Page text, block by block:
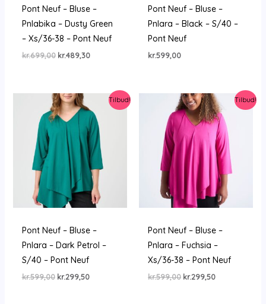
Pont Neuf – Bluse –
Pnlabika – Dusty Green
– Xs/36-38 – Pont Neuf
kr.699,00 Den
kr.699,00.
kr.489,30Den
kr.489,30.
Pont Neuf – Bluse –
Pnlara – Black – S/40 –
Pont Neuf
kr.599,00
Tilbud!
Pont Neuf – Bluse –
Pnlara – Dark Petrol –
S/40 – Pont Neuf
kr.599,00 Den
kr.299,50Den
Tilbud!
Pont Neuf – Bluse –
Pnlara – Fuchsia –
Xs/36-38 – Pont Neuf
kr.599,00 Den
kr.299,50Den